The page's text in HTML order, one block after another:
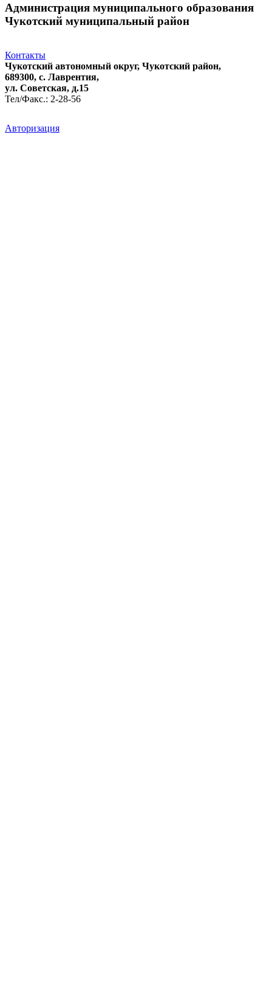
Администрация муниципального образования
Чукотский муниципальный район
Контакты
Чукотский автономный округ, Чукотский район,
689300, с. Лаврентия,
ул. Советская, д.15
Тел/Факс.: 2-28-56
Авторизация